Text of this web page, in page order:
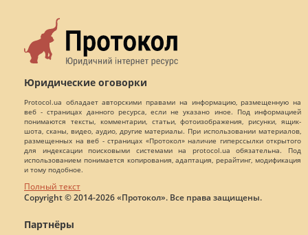
Юридические оговорки
Protocol.ua обладает авторскими правами на информацию, размещенную на
веб - страницах данного ресурса, если не указано иное. Под информацией
понимаются тексты, комментарии, статьи, фотоизображения, рисунки, ящик-
шота, сканы, видео, аудио, другие материалы. При использовании материалов,
размещенных на веб - страницах «Протокол» наличие гиперссылки открытого
для индексации поисковыми системами на protocol.ua обязательна. Под
использованием понимается копирования, адаптация, рерайтинг, модификация
и тому подобное.
Полный текст
Copyright © 2014-2026 «Протокол». Все права защищены.
Партнёры